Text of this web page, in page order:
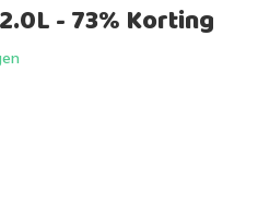
- 73% Korting